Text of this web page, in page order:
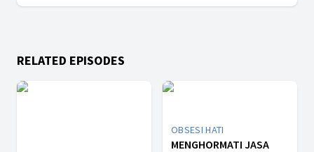
RELATED EPISODES
OBSESI HATI
MENGHORMATI JASA